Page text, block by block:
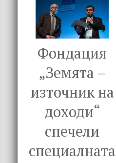
Фондация
„Земята –
източник на
доходи“
спечели
специалната